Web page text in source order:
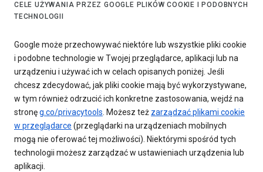
CELE UŻYWANIA PRZEZ GOOGLE PLIKÓW COOKIE I PODOBNYCH
TECHNOLOGII
Google może przechowywać niektóre lub wszystkie pliki cookie
i podobne technologie w Twojej przeglądarce, aplikacji lub na
urządzeniu i używać ich w celach opisanych poniżej. Jeśli
chcesz zdecydować, jak pliki cookie mają być wykorzystywane,
w tym również odrzucić ich konkretne zastosowania, wejdź na
stronęg.co/privacytools. Możesz też zarządzać plikami cookie
w przeglądarce (przeglądarki na urządzeniach mobilnych
mogą nie oferować tej możliwości). Niektórymi spośród tych
technologii możesz zarządzać w ustawieniach urządzenia lub
aplikacji.